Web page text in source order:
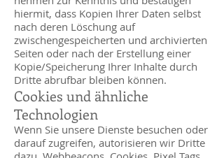
hiermit, dass Kopien Ihrer Daten selbst
nach deren Löschung auf
zwischengespeicherten und archivierten
Seiten oder nach der Erstellung einer
Kopie/Speicherung Ihrer Inhalte durch
Dritte abrufbar bleiben können.
Cookies und ähnliche
Technologien
Wenn Sie unsere Dienste besuchen oder
darauf zugreifen, autorisieren wir Dritte